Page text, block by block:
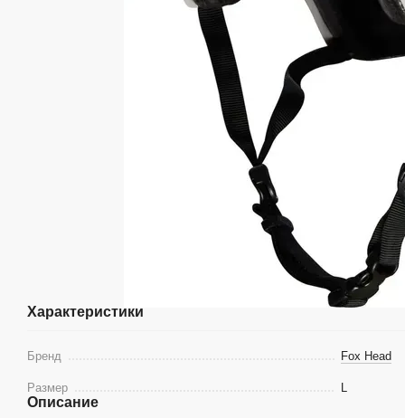
Характеристики
Бренд Fox Head
Размер L
Описание